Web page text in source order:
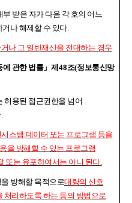
받은 자가 다음 각 호의 어느
나 해제할 수 있다.
나 그 일반재산을 전대하는 경우
에 관한 법률」 제 48조(정보통신망
허용된 접근권한을 넘어
.
스템,데이터 또는 프로그램 등을
을 방해할 수 있는 프로그램
또는 유포하여서는 아니 된다.
방해할 목적으로대량의 신호
처리하도록 하는 등의 방법으로